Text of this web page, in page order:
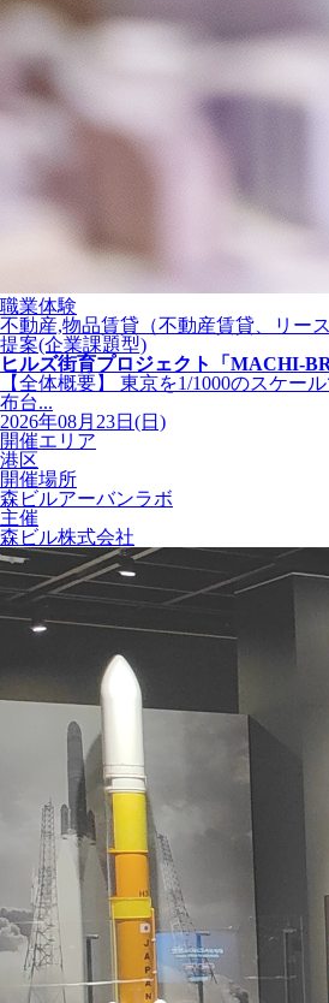
職業体験
不動産,物品賃貸（不動産賃貸、リー
提案(企業課題型)
ヒルズ街育プロジェクト「MACHI-
【全体概要】 東京を1/1000のスケー
布台...
2026年08月23日(日)
開催エリア
港区
開催場所
森ビルアーバンラボ
主催
森ビル株式会社